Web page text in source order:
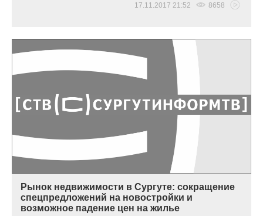
17.11.2017 21:52 8658
Рынок недвижимости в Сургуте: сокращение
спецпредложений на новостройки и
возможное падение цен на жилье